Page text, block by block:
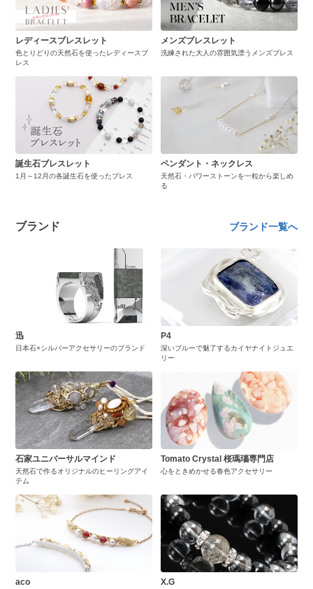
レディースブレスレット
色とりどりの天然石を使ったレディースブ
レス
メンズブレスレット
洗練された大人の雰囲気漂うメンズブレス
誕生石ブレスレット
1月～12月の各誕生石を使ったブレス
ペンダント・ネックレス
天然石・パワーストーンを一粒から楽しめ
る
ブランド ブランド一覧へ
迅
日本石×シルバーアクセサリーのブランド
P4
深いブルーで魅了するカイヤナイトジュエ
リー
石家ユニバーサルマインド
天然石で作るオリジナルのヒーリングアイ
テム
Tomato Crystal 桜瑪瑙専門店
心をときめかせる春色アクセサリー
aco X.G